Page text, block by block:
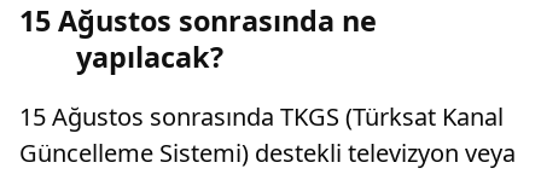
15 Ağustos sonrasında ne
yapılacak?
15 Ağustos sonrasında TKGS (Türksat Kanal
Güncelleme Sistemi) destekli televizyon veya